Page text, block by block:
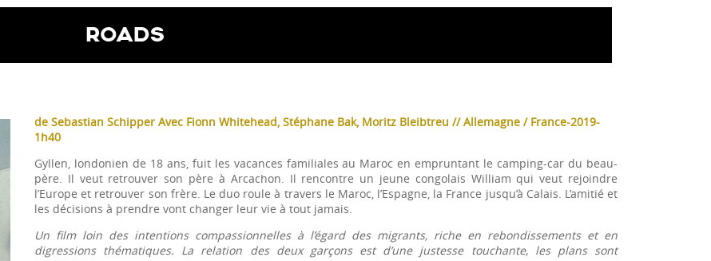
ROADS
de Sebastian Schipper Avec Fionn Whitehead, Stéphane Bak, Moritz Bleibtreu // Allemagne / France-2019-
1h40
Gyllen, londonien de 18 ans, fuit les vacances familiales au Maroc en empruntant le camping-car du beau-
père. Il veut retrouver son père à Arcachon. Il rencontre un jeune congolais William qui veut rejoindre
l’Europe et retrouver son frère. Le duo roule à travers le Maroc, l’Espagne, la France jusqu’à Calais. L’amitié et
les décisions à prendre vont changer leur vie à tout jamais.
Un film loin des intentions compassionnelles à l’égard des migrants, riche en rebondissements et en
digressions thématiques. La relation des deux garçons est d’une justesse touchante, les plans sont